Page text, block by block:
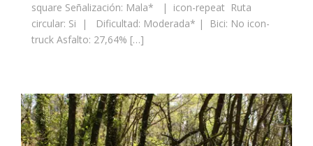
square Señalización: Mala* | icon-repeat Ruta
circular: Si | Dificultad: Moderada* | Bici: No icon-
truck Asfalto: 27,64% […]